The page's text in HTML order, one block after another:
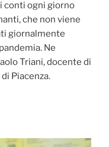
conti ogni giorno
che non viene
giornalmente
Ne
Triani, docente di
Piacenza.